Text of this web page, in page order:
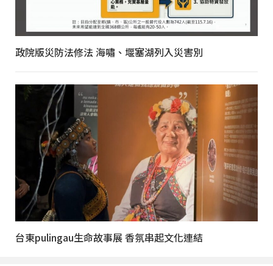
政院版災防法修法 海嘯、堰塞湖列入災害別
台東pulingau生命故事展 香氛串起文化連結